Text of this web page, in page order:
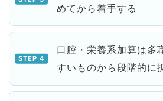
めてから着手する
口腔・栄養系加算は多
すいものから段階的に